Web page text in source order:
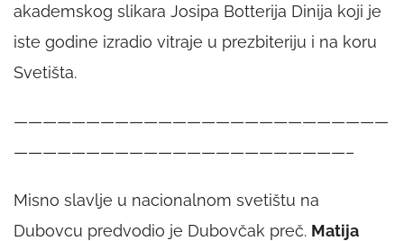
akademskog slikara Josipa Botterija Dinija koji je
iste godine izradio vitraje u prezbiteriju i na koru
Svetišta.
——————————————————————————
———————————————————————–
Misno slavlje u nacionalnom svetištu na
Dubovcu predvodio je Dubovčak preč. Matija